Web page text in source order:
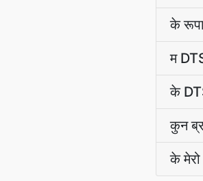
के
म
के
कुन
के